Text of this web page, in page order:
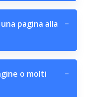
pagina alla
−
o molti
−